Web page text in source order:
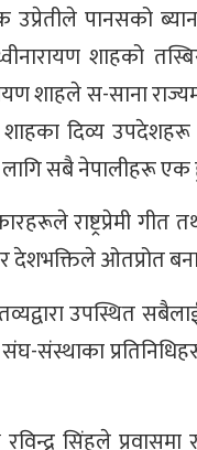
पानसको
शाहको
शाहले स-साना
दिव्य उपदेशहरू
लागि सबै नेपालीहरू
राष्ट्रप्रेमी
देशभक्तिले ओतप्रोत
उपस्थित
संस्थाका